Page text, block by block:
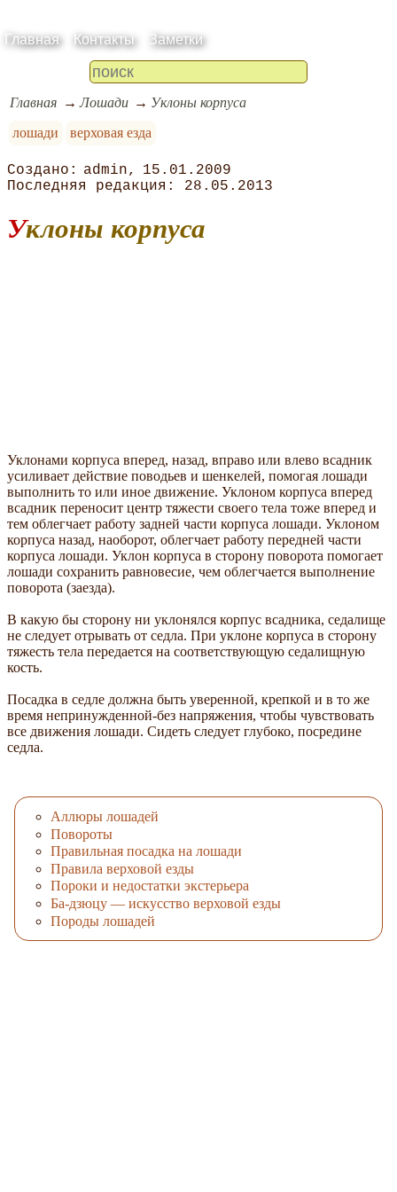
Главная Контакты Заметки
Главная Лошади
Уклоны корпуса
лошади
верховая езда
admin
15.01.2009
28.05.2013
Уклоны корпуса
Уклонами корпуса вперед, назад, вправо или влево всадник
усиливает действие поводьев и шенкелей, помогая лошади
выполнить то или иное движение. Уклоном корпуса вперед
всадник переносит центр тяжести своего тела тоже вперед и
тем облегчает работу задней части корпуса лошади. Уклоном
корпуса назад, наоборот, облегчает работу передней части
корпуса лошади. Уклон корпуса в сторону поворота помогает
лошади сохранить равновесие, чем облегчается выполнение
поворота (заезда).
В какую бы сторону ни уклонялся корпус всадника, седалище
не следует отрывать от седла. При уклоне корпуса в сторону
тяжесть тела передается на соответствующую седалищную
кость.
Посадка в седле должна быть уверенной, крепкой и в то же
время непринужденной-без напряжения, чтобы чувствовать
все движения лошади. Сидеть следует глубоко, посредине
седла.
Аллюры лошадей
Повороты
Правильная посадка на лошади
Правила верховой езды
Пороки и недостатки экстерьера
Ба-дзюцу — искусство верховой езды
Породы лошадей